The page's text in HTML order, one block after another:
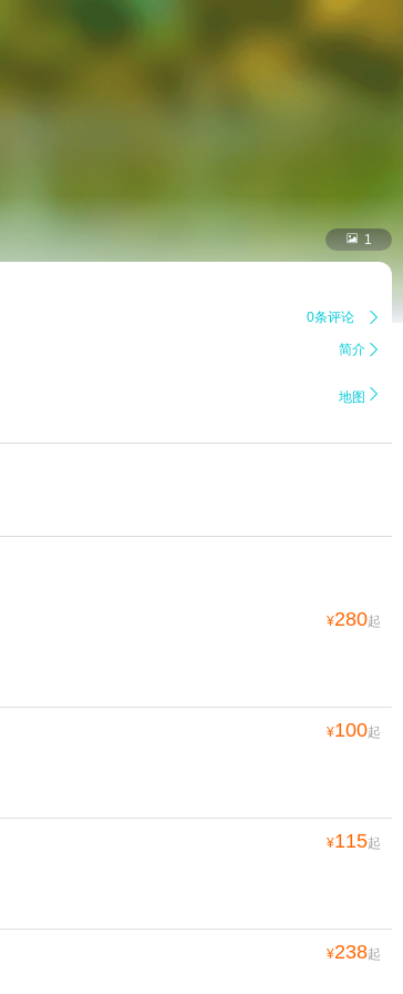
 1
0条评论 
简介 
地图 
¥280起
¥100起
¥115起
¥238起